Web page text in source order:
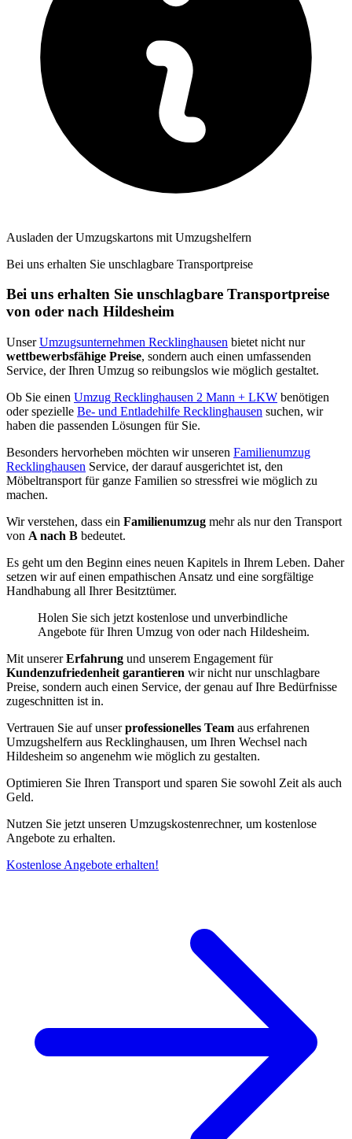
Ausladen der Umzugskartons mit Umzugshelfern
Bei uns erhalten Sie unschlagbare Transportpreise
Bei uns erhalten Sie unschlagbare Transportpreise
von oder nach Hildesheim
UnserUmzugsunternehmen Recklinghausen bietet nicht nur
wettbewerbsfähige Preise, sondern auch einen umfassenden
Service, der Ihren Umzug so reibungslos wie möglich gestaltet.
Ob Sie einen Umzug Recklinghausen 2 Mann + LKW benötigen
oder spezielle Be- und Entladehilfe Recklinghausen suchen, wir
haben die passenden Lösungen für Sie.
Besonders hervorheben möchten wir unseren Familienumzug
Recklinghausen Service, der darauf ausgerichtet ist, den
Möbeltransport für ganze Familien so stressfrei wie möglich zu
machen.
Wir verstehen, dass ein Familienumzug mehr als nur den Transport
von A nach B bedeutet.
Es geht um den Beginn eines neuen Kapitels in Ihrem Leben. Daher
setzen wir auf einen empathischen Ansatz und eine sorgfältige
Handhabung all Ihrer Besitztümer.
Holen Sie sich jetzt kostenlose und unverbindliche
Angebote für Ihren Umzug von oder nach Hildesheim.
Mit unsererErfahrung und unserem Engagement für
Kundenzufriedenheit garantieren wir nicht nur unschlagbare
Preise, sondern auch einen Service, der genau auf Ihre Bedürfnisse
zugeschnitten ist in.
Vertrauen Sie auf unserprofessionelles Team aus erfahrenen
Umzugshelfern aus Recklinghausen, um Ihren Wechsel nach
Hildesheim so angenehm wie möglich zu gestalten.
Optimieren Sie Ihren Transport und sparen Sie sowohl Zeit als auch
Geld.
Nutzen Sie jetzt unseren Umzugskostenrechner, um kostenlose
Angebote zu erhalten.
Kostenlose Angebote erhalten!